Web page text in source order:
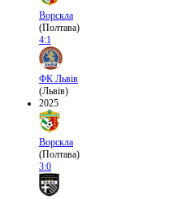
Ворскла
(Полтава)
4:1
ФК Львів
(Львів)
2025
Ворскла
(Полтава)
3:0